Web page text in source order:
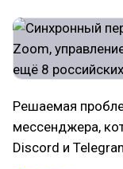
Решаемая
мессенджера,
Discord и